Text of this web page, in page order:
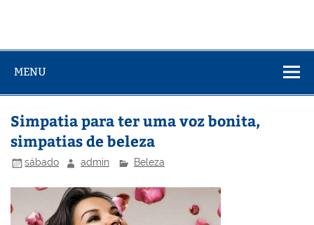
MENU
Simpatia para ter uma voz bonita,
simpatias de beleza
sábado admin Beleza